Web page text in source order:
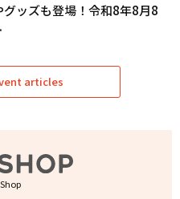
グッズも登場！令和8年8月8
articles